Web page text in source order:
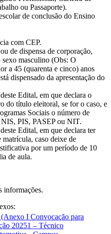
ou Passaporte).
de conclusão do Ensino
com CEP.
de dispensa de corporação,
sexo masculino (Obs: O
a 45 (quarenta e cinco) anos
dispensado da apresentação do
Edital, em que declara o
do título eleitoral, se for o caso, e
Sociais o número de
PIS, PASEP ou NIT.
Edital, em que declara ter
matrícula, caso deixe de
por um período de 10
de aula.
informações.